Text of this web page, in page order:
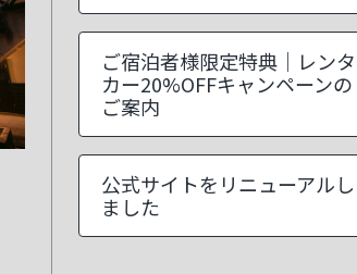
ご宿泊者様限定特典｜レンタ
カー20%OFFキャンペーンの
ご案内
公式サイトをリニューアルし
ました